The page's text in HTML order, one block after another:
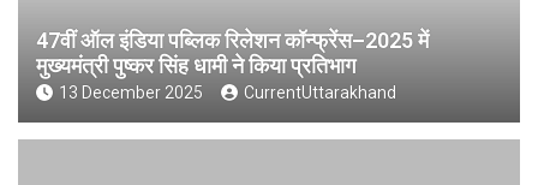
47वीं ऑल इंडिया पब्लिक रिलेशन कॉन्फ्रेंस–2025 में
मुख्यमंत्री पुष्कर सिंह धामी ने किया प्रतिभाग
13 December 2025 CurrentUttarakhand